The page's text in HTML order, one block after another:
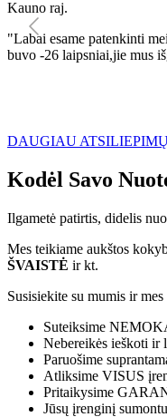
Kauno raj.
"Labai esame patenkinti
buvo -26 laipsniai,jie mus
DAUGIAU
Kodėl Savo
Ilgametė patirtis, didelis
Mes teikiame aukštos
ŠVAISTĖ ir kt.
Susisiekite su mumis ir mes
Suteiksime
Nebereikės ieškoti ir
Paruošime
Atliksime VISUS
Pritaikysime
Jūsų įrenginį